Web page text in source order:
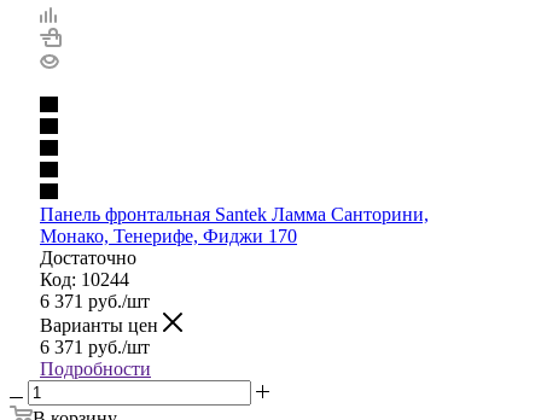
Панель фронтальная Santek Ламма Санторини,
Монако, Тенерифе, Фиджи 170
Достаточно
Код: 10244
6 371 руб./шт
Варианты цен
6 371 руб./шт
Подробности